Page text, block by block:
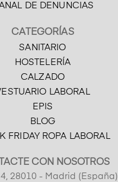
DE DENUNCIAS
CATEGORÍAS
SANITARIO
HOSTELERÍA
CALZADO
LABORAL
EPIS
BLOG
FRIDAY ROPA LABORAL
CON NOSOTROS
28010 - Madrid (España)